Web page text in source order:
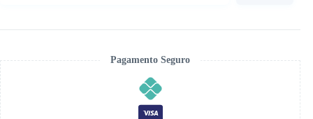
Pagamento Seguro